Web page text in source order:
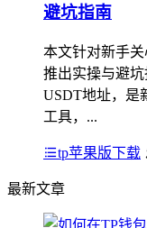
避坑指南
本文针对新手关
推出实操与避
USDT地址，是
工具，...
tp苹果版下载
最新文章